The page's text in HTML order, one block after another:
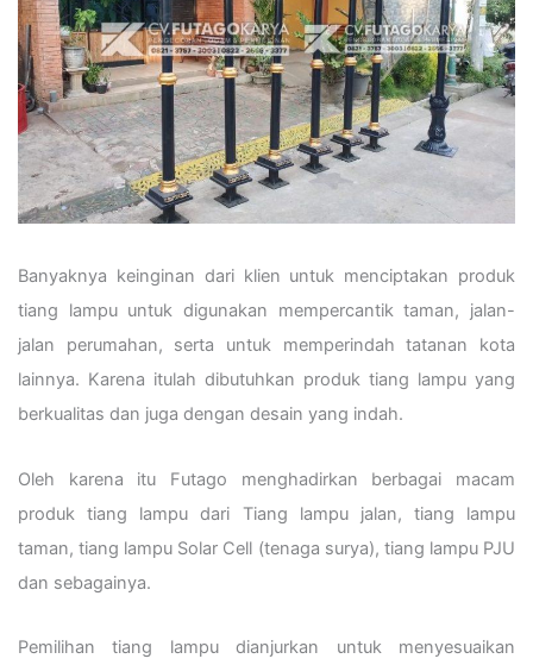
Banyaknya keinginan dari klien untuk menciptakan produk
tiang lampu untuk digunakan mempercantik taman, jalan-
jalan perumahan, serta untuk memperindah tatanan kota
lainnya. Karena itulah dibutuhkan produk tiang lampu yang
berkualitas dan juga dengan desain yang indah.
Oleh karena itu Futago menghadirkan berbagai macam
produk tiang lampu dari Tiang lampu jalan, tiang lampu
taman, tiang lampu Solar Cell (tenaga surya), tiang lampu PJU
dan sebagainya.
Pemilihan tiang lampu dianjurkan untuk menyesuaikan